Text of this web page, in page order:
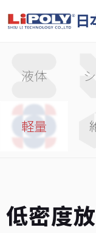
日
液体
軽量
低密度